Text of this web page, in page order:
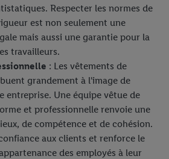
Respecter les normes de
est non seulement une
mais aussi une garantie pour la
travailleurs.
: Les vêtements de
grandement à l'image de
entreprise. Une équipe vêtue de
et professionnelle renvoie une
de compétence et de cohésion.
aux clients et renforce le
des employés à leur